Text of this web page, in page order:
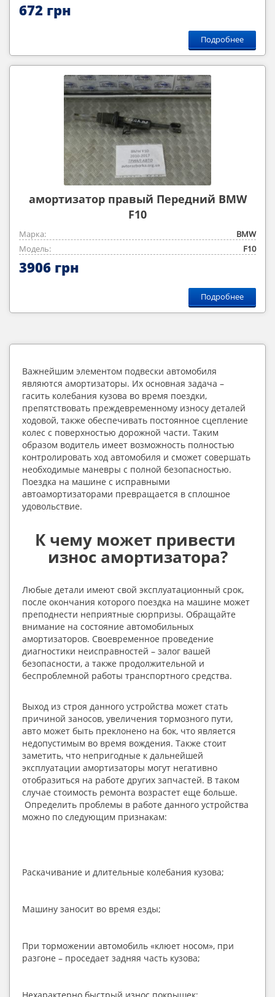
672 грн
Подробнее
амортизатор правый Передний BMW
F10
Марка:
BMW
Модель:
F10
3906 грн
Подробнее
Важнейшим элементом подвески автомобиля
являются амортизаторы. Их основная задача –
гасить колебания кузова во время поездки,
препятствовать преждевременному износу деталей
ходовой, также обеспечивать постоянное сцепление
колес с поверхностью дорожной части. Таким
образом водитель имеет возможность полностью
контролировать ход автомобиля и сможет совершать
необходимые маневры с полной безопасностью.
Поездка на машине с исправными
автоамортизаторами превращается в сплошное
удовольствие.
К чему может привести
износ амортизатора?
Любые детали имеют свой эксплуатационный срок,
после окончания которого поездка на машине может
преподнести неприятные сюрпризы. Обращайте
внимание на состояние автомобильных
амортизаторов. Своевременное проведение
диагностики неисправностей – залог вашей
безопасности, а также продолжительной и
беспроблемной работы транспортного средства.
Выход из строя данного устройства может стать
причиной заносов, увеличения тормозного пути,
авто может быть преклонено на бок, что является
недопустимым во время вождения. Также стоит
заметить, что непригодные к дальнейшей
эксплуатации амортизаторы могут негативно
отобразиться на работе других запчастей. В таком
случае стоимость ремонта возрастет еще больше.
Определить проблемы в работе данного устройства
можно по следующим признакам:
Раскачивание и длительные колебания кузова;
Машину заносит во время езды;
При торможении автомобиль «клюет носом», при
разгоне – проседает задняя часть кузова;